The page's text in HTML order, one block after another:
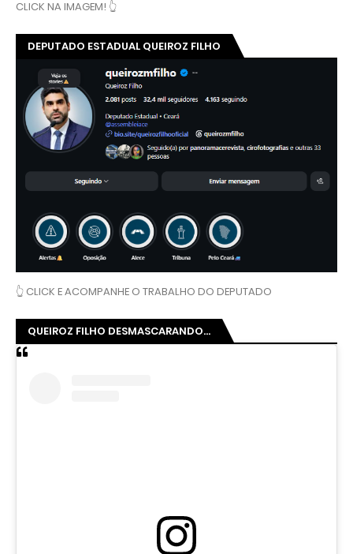
CLICK NA IMAGEM! 👆
DEPUTADO ESTADUAL QUEIROZ FILHO
👆 CLICK E ACOMPANHE O TRABALHO DO DEPUTADO
QUEIROZ FILHO DESMASCARANDO...